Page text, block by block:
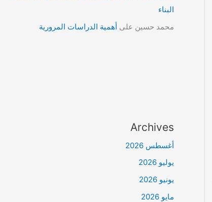
البناء
محمد حسين على أهمية الدراسات المرورية
Archives
أغسطس 2026
يوليو 2026
يونيو 2026
مايو 2026